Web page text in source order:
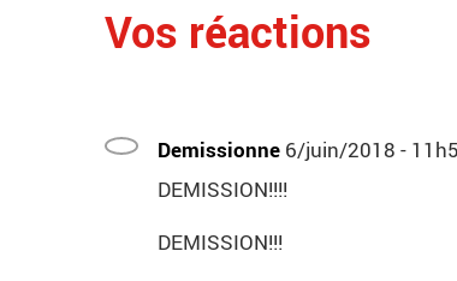
Vos réactions
Demissionne 6/juin/2018 -
DEMISSION!!!!
DEMISSION!!!